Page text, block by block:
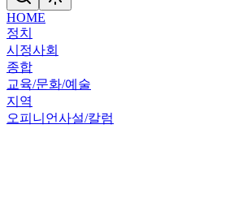
HOME
정치
시정사회
종합
교육/문화/예술
지역
오피니언사설/칼럼